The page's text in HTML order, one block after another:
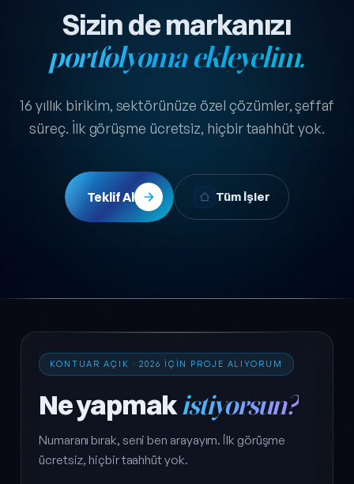
Sizin de markanızı
portfolyoma ekleyelim.
16 yıllık birikim, sektörünüze özel çözümler, şeffaf
süreç. İlk görüşme ücretsiz, hiçbir taahhüt yok.
Teklif Al Tüm İşler
KONTUAR AÇIK · 2026 IÇIN PROJE ALIYORUM
Ne yapmakistiyorsun?
Numaranı bırak, seni ben arayayım. İlk görüşme
ücretsiz, hiçbir taahhüt yok.